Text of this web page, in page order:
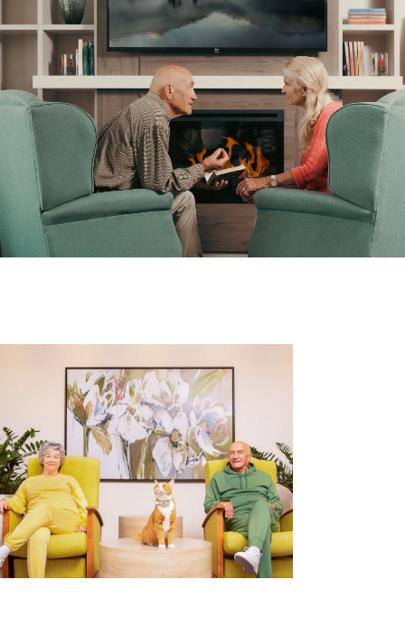
Comprendre la vie en résidence
Faire le bon choix
Comprendre les coûts
Les 6 étapes de décision
Votre arrivée en résidence
Témoignages
Ce qui est inclus
Votre appartement
Aires communes
Repas
Soins optionnels
Entretien
Stationnement
Soins
Longue durée
Courte durée
Notre approche